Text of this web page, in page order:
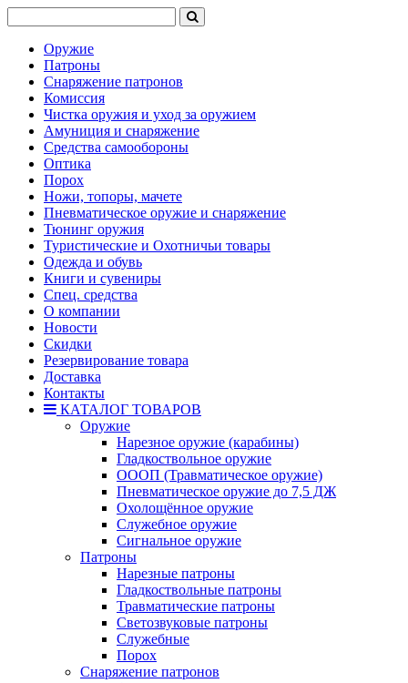
Оружие
Патроны
Снаряжение патронов
Комиссия
Чистка оружия и уход за оружием
Амуниция и снаряжение
Средства самообороны
Оптика
Порох
Ножи, топоры, мачете
Пневматическое оружие и снаряжение
Тюнинг оружия
Туристические и Охотничьи товары
Одежда и обувь
Книги и сувениры
Спец. средства
О компании
Новости
Скидки
Резервирование товара
Доставка
Контакты
КАТАЛОГ ТОВАРОВ
Оружие
Нарезное оружие (карабины)
Гладкоствольное оружие
ОООП (Травматическое оружие)
Пневматическое оружие до 7,5 ДЖ
Охолощённое оружие
Служебное оружие
Сигнальное оружие
Патроны
Нарезные патроны
Гладкоствольные патроны
Травматические патроны
Светозвуковые патроны
Служебные
Порох
Снаряжение патронов